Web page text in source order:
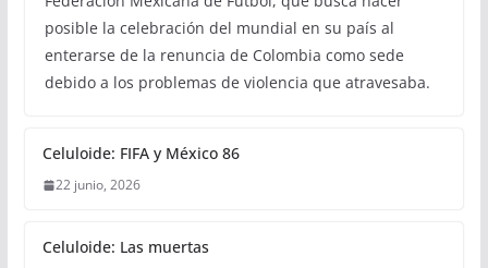
posible la celebración del mundial en su país al
enterarse de la renuncia de Colombia como sede
debido a los problemas de violencia que atravesaba.
Celuloide: FIFA y México 86
22 junio, 2026
Celuloide: Las muertas